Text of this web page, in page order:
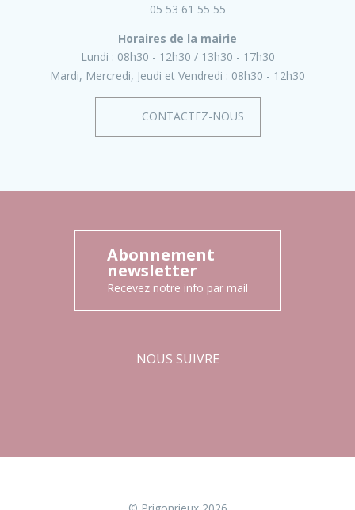
05 53 61 55 55
Horaires de la mairie
Lundi : 08h30 - 12h30
13h30 - 17h30
Mardi, Mercredi, Jeudi et Vendredi : 08h30 - 12h30
CONTACTEZ-NOUS
Abonnement
newsletter
Recevez notre info par mail
NOUS SUIVRE